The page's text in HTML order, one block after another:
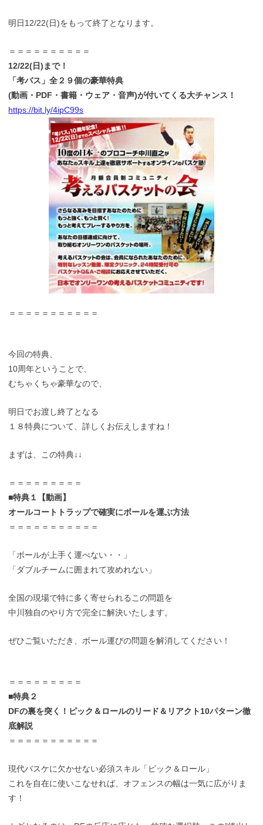
明日12/22(日)をもって終了となります。
＝＝＝＝＝＝＝＝＝＝
12/22(日)まで！
「考バス」全２９個の豪華特典
(動画・PDF・書籍・ウェア・音声)が付いてくる大チャンス！
https://bit.ly/4ipC99s
＝＝＝＝＝＝＝＝＝＝＝
今回の特典、
10周年ということで、
むちゃくちゃ豪華なので、
明日でお渡し終了となる
１８特典について、詳しくお伝えしますね！
まずは、この特典↓↓
＝＝＝＝＝＝＝＝＝
■特典１【動画】
オールコートトラップで確実にボールを運ぶ方法
＝＝＝＝＝＝＝＝＝＝＝
「ボールが上手く運べない・・」
「ダブルチームに囲まれて攻めれない」
全国の現場で特に多く寄せられるこの問題を
中川独自のやり方で完全に解決いたします。
ぜひご覧いただき、ボール運びの問題を解消してください！
＝＝＝＝＝＝＝＝＝
■特典２
DFの裏を突く！ピック＆ロールのリード＆リアクト10パターン徹
底解説
＝＝＝＝＝＝＝＝＝＝＝
現代バスケに欠かせない必須スキル「ピック＆ロール」
これを自在に使いこなせれば、オフェンスの幅は一気に広がりま
す！